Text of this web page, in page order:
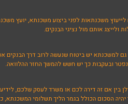
לייעוץ משכנתאות לפני ביצוע משכנתא, יועץ
אותם מול נציגי הבנקים.
גם למשכנתא יש ביטוח שנעשה לרוב דרך הבנקים
ובעקבות כך יש חשש להמשך החזר ההלוואה.
בין אם זה דירה לכם או משרד לעסק שלכם,
הסכום הכולל בגמר הליך תשלומי המשכנתא,